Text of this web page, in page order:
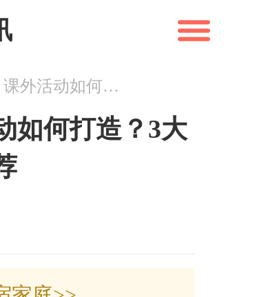
美国高中留学：课外活动如何打造？3大社团创建技巧与资源推荐
如何打造？3大